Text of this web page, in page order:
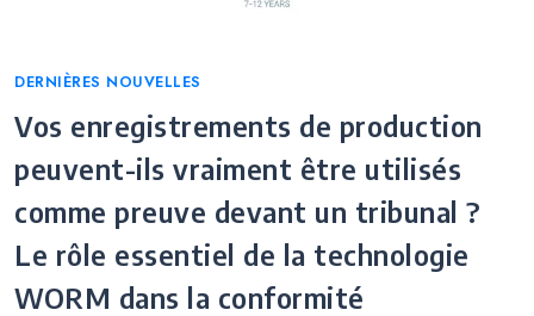
Categories
DERNIÈRES NOUVELLES
Vos enregistrements de production
peuvent-ils vraiment être utilisés
comme preuve devant un tribunal ?
Le rôle essentiel de la technologie
WORM dans la conformité